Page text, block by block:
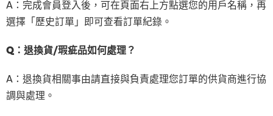
A：完成會員登入後，可在頁面右上方點選您的用戶名稱，再
選擇「歷史訂單」即可查看訂單紀錄。
Q：退換貨/瑕疵品如何處理？
A：退換貨相關事由請直接與負責處理您訂單的供貨商進行協
調與處理。